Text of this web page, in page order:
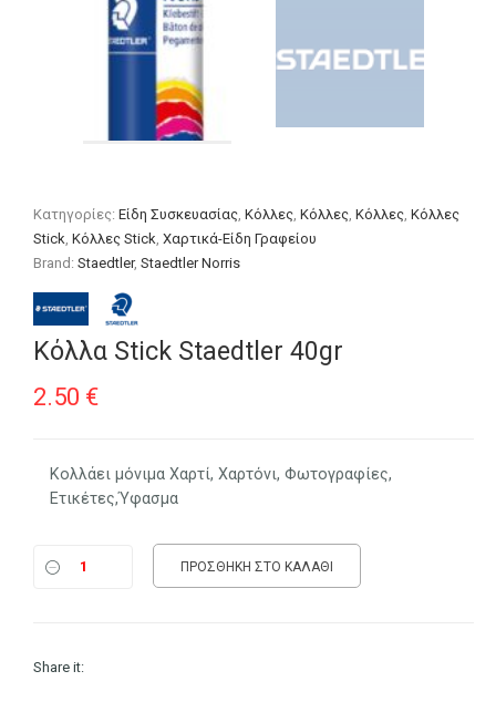
Κατηγορίες:Είδη Συσκευασίας,Κόλλες,Κόλλες,Κόλλες,Κόλλες
Stick,Κόλλες Stick,Χαρτικά-Είδη Γραφείου
Brand:Staedtler,Staedtler Norris
Κόλλα Stick Staedtler 40gr
2.50 €
Κολλάει μόνιμα Χαρτί, Χαρτόνι, Φωτογραφίες,
Ετικέτες,Ύφασμα
ΠΡΟΣΘΉΚΗ ΣΤΟ ΚΑΛΆΘΙ
Share it: